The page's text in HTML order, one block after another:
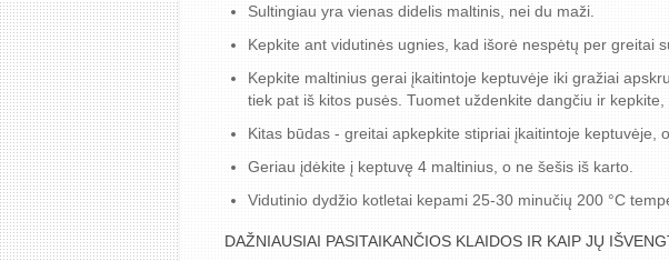
Sultingiau yra vienas didelis maltinis, nei du maži.
Kepkite ant vidutinės ugnies, kad išorė nespėtų per greitai
Kepkite maltinius gerai įkaitintoje keptuvėje iki gražiai
tiek pat iš kitos pusės. Tuomet uždenkite dangčiu ir kepkite,
Kitas būdas - greitai apkepkite stipriai įkaitintoje keptuvėje,
Geriau įdėkite į keptuvę 4 maltinius, o ne šešis iš karto.
Vidutinio dydžio kotletai kepami 25-30 minučių 200 °C
DAŽNIAUSIAI PASITAIKANČIOS KLAIDOS IR KAIP JŲ